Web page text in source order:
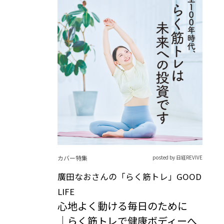
カバー特集 posted by 日経REVIVE
廣田なおさんの「らく筋トレ」GOOD
LIFE
心地よく動ける毎日のために
｜らく筋トレで健康ボディーへ